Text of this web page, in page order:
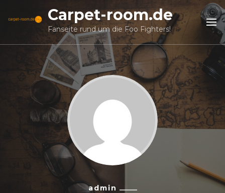
Carpet-room.de
Fanseite rund um die Foo Fighters!
admin